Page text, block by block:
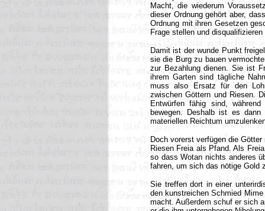
Macht, die wiederum
dieser Ordnung gehört aber,
Ordnung mit ihren Gesetzen
Frage stellen und disqualifizieren
Damit ist der wunde Punkt
sie die Burg zu bauen
zur Bezahlung dienen. Sie ist
ihrem Garten sind tägliche
muss also Ersatz für den
zwischen Göttern und Riesen.
Entwürfen fähig sind,
bewegen. Deshalb ist es
materiellen Reichtum
Doch vorerst verfügen die
Riesen Freia als Pfand. Als
so dass Wotan nichts anderes
fahren, um sich das nötige Gold
Sie treffen dort in einer
den kunstreichen Schmied
macht. Außerdem schuf er sich